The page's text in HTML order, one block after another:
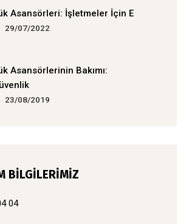
Asansörleri: İşletmeler İçin E
29/07/2022
Asansörlerinin Bakımı:
23/08/2019
BİLGİLERİMİZ
04